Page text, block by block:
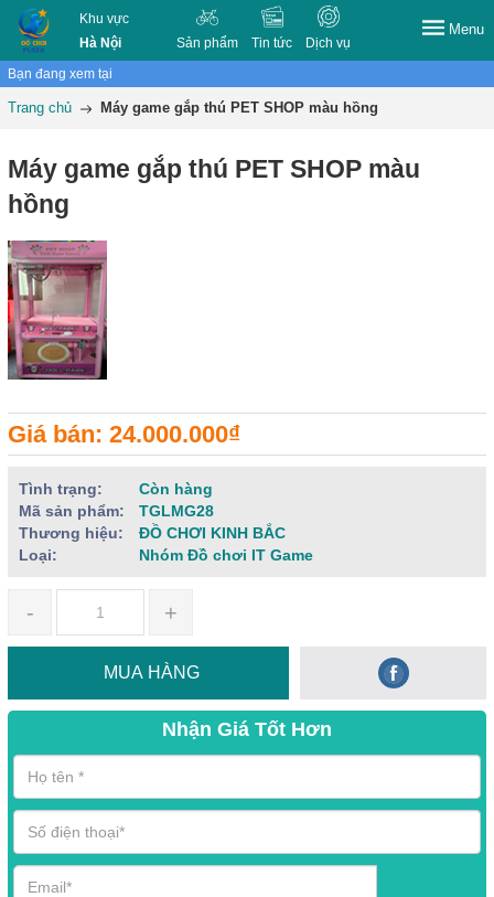
Khu vực
Hà Nội
Sản phẩm Tin tức Dịch vụ
Menu
Bạn đang xem tại
Trang chủ Máy game gắp thú PET SHOP màu hồng
Máy game gắp thú PET SHOP màu
hồng
Giá bán: 24.000.000₫
Tình trạng:
Còn hàng
Mã sản phẩm:
TGLMG28
Thương hiệu:
ĐỒ CHƠI KINH BẮC
Loại:
Nhóm Đồ chơi IT Game
- +
MUA HÀNG
Nhận Giá Tốt Hơn